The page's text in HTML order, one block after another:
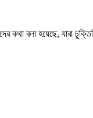
কথা বলা হয়েছে, যারা